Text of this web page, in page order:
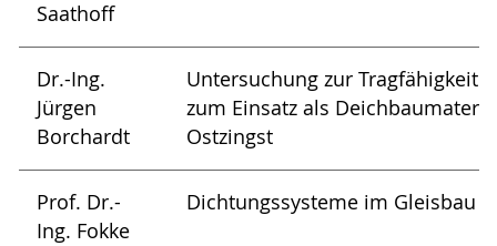
Saathoff
Dr.-Ing.
Jürgen
Borchardt
Untersuchung zur Tragfähigkeit
zum Einsatz als
Ostzingst
Prof. Dr.-
Ing. Fokke
Dichtungssysteme im Gleisbau